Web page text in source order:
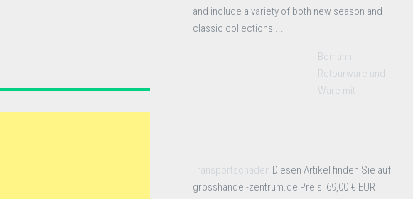
and include a variety of both new season and
classic collections ...
Bomann
Retourware und
Ware mit
Transportschäden Diesen Artikel finden Sie auf
grosshandel-zentrum.de Preis: 69,00 € EUR